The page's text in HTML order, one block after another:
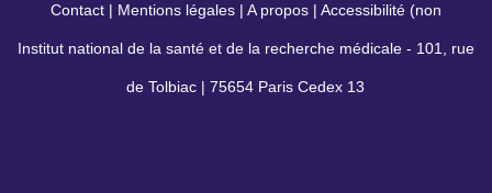
Contact | Mentions légales | A propos | Accessibilité (non
conforme)
Institut national de la santé et de la recherche médicale - 101, rue
de Tolbiac | 75654 Paris Cedex 13